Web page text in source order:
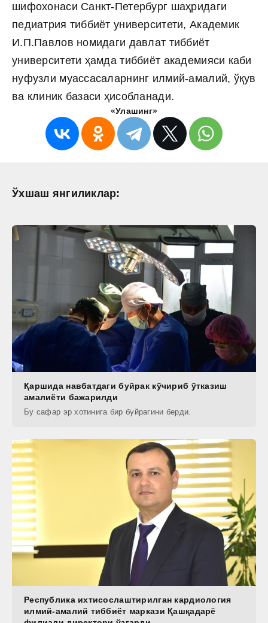
шифохонаси Санкт-Петербург шаҳридаги
педиатрия тиббиёт университети, Академик
И.П.Павлов номидаги давлат тиббиёт
университети ҳамда тиббиёт академияси каби
нуфузли муассасаларнинг илмий-амалий, ўқув
ва клиник базаси ҳисобланади.
«Улашинг»
Ўхшаш янгиликлар:
Қаршида навбатдаги буйрак кўчириб ўтказиш
амалиёти бажарилди
Бу сафар эр хотинига бир буйрагини берди.
Республика ихтисослаштирилган кардиология
илмий-амалий тиббиёт маркази Қашқадарё